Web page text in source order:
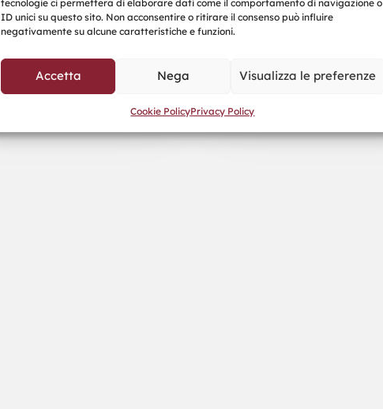
tecnologie ci permetterà di elaborare dati come il comportamento di navigazione o
ID unici su questo sito. Non acconsentire o ritirare il consenso può influire
negativamente su alcune caratteristiche e funzioni.
Accetta Nega Visualizza le preferenze
Cookie PolicyPrivacy Policy